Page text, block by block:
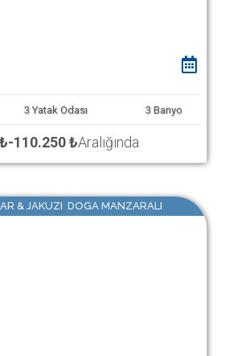
3 Yatak Odası 3 Banyo
-110.250 ₺Aralığında
& JAKUZI DOGA MANZARALI